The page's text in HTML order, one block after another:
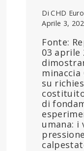
Di CHD
Aprile 3,
Fonte:
03 aprile
minaccia
su
di
umana: i